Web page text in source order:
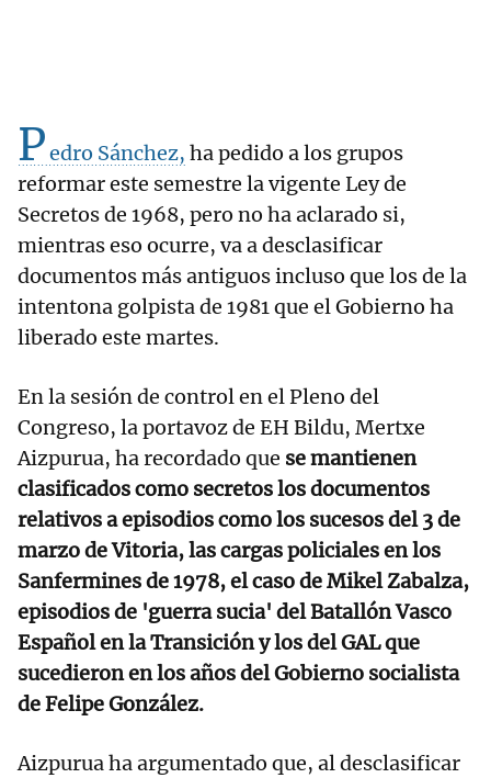
Pedro Sánchez, ha pedido a los grupos
reformar este semestre la vigente Ley de
Secretos de 1968, pero no ha aclarado si,
mientras eso ocurre, va a desclasificar
documentos más antiguos incluso que los de la
intentona golpista de 1981 que el Gobierno ha
liberado este martes.
En la sesión de control en el Pleno del
Congreso, la portavoz de EH Bildu, Mertxe
Aizpurua, ha recordado que se mantienen
clasificados como secretos los documentos
relativos a episodios como los sucesos del 3 de
marzo de Vitoria, las cargas policiales en los
Sanfermines de 1978, el caso de Mikel Zabalza,
episodios de 'guerra sucia' del Batallón Vasco
Español en la Transición y los del GAL que
sucedieron en los años del Gobierno socialista
de Felipe González.
Aizpurua ha argumentado que, al desclasificar